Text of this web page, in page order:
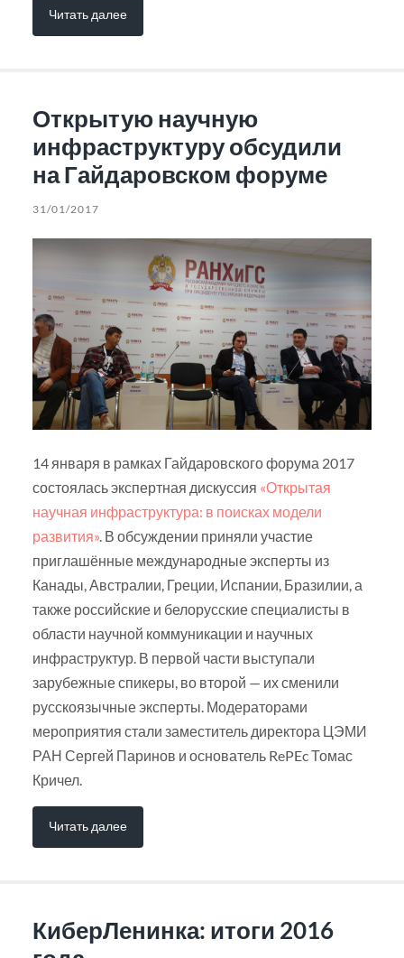
Читать далее
Открытую научную
инфраструктуру обсудили
на Гайдаровском форуме
31/01/2017
14 января в рамках Гайдаровского форума 2017
состоялась экспертная дискуссия «Открытая
научная инфраструктура: в поисках модели
развития». В обсуждении приняли участие
приглашённые международные эксперты из
Канады, Австралии, Греции, Испании, Бразилии, а
также российские и белорусские специалисты в
области научной коммуникации и научных
инфраструктур. В первой части выступали
зарубежные спикеры, во второй — их сменили
русскоязычные эксперты. Модераторами
мероприятия стали заместитель директора ЦЭМИ
РАН Сергей Паринов и основатель RePEc Томас
Кричел.
Читать далее
КиберЛенинка: итоги 2016